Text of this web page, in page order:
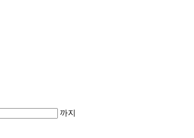
까지